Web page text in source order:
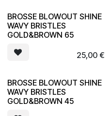
BROSSE BLOWOUT SHINE
WAVY BRISTLES
GOLD&BROWN 65
25,00€
BROSSE BLOWOUT SHINE
WAVY BRISTLES
GOLD&BROWN 45